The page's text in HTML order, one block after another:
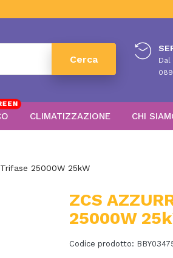
Cerca
Dal
CLIMATIZZAZIONE CHI
25000W 25kW
ZCS
25000W
Codice prodotto: